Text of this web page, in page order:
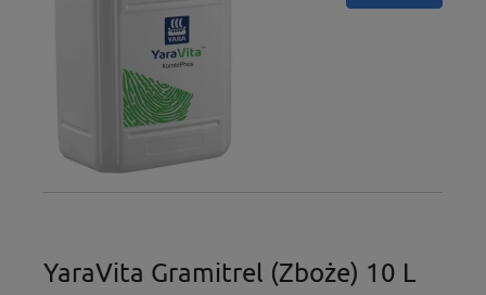
YaraVita Gramitrel (Zboże) 10 L